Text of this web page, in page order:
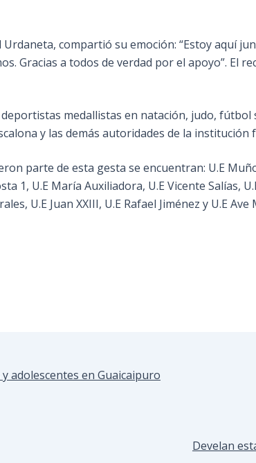
compartió su emoción: “Estoy aquí
Gracias a todos de verdad por el apoyo”. El
deportistas medallistas en natación, judo,
y las demás autoridades de la
parte de esta gesta se encuentran: U.E
1, U.E María Auxiliadora, U.E Vicente Salías,
U.E Juan XXIII, U.E Rafael Jiménez y U.E Ave
adolescentes en Guaicaipuro
Develan